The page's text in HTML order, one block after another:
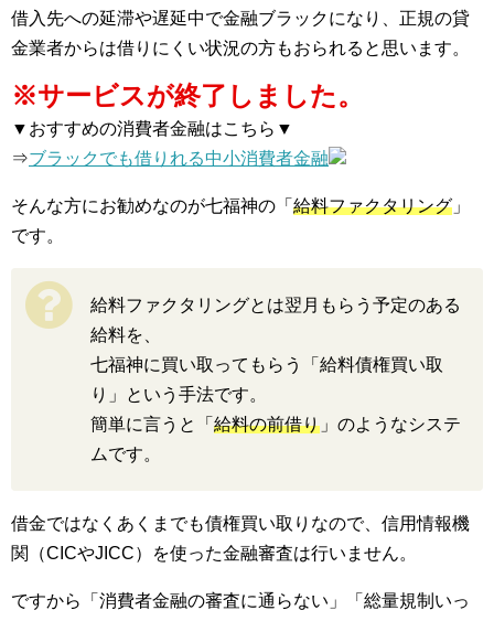
借入先への延滞や遅延中で金融ブラックになり、正規の貸
金業者からは借りにくい状況の方もおられると思います。
※サービスが終了しました。
▼おすすめの消費者金融はこちら▼
⇒ブラックでも借りれる中小消費者金融
そんな方にお勧めなのが七福神の「 給料ファクタリング 」
です。
給料ファクタリングとは翌月もらう予定のある
給料を、
七福神に買い取ってもらう「給料債権買い取
り」という手法です。
簡単に言うと「 給料の前借り 」のようなシステ
ムです。
借金ではなくあくまでも債権買い取りなので、信用情報機
関（CICやJICC）を使った金融審査は行いません。
ですから「消費者金融の審査に通らない」「総量規制いっ